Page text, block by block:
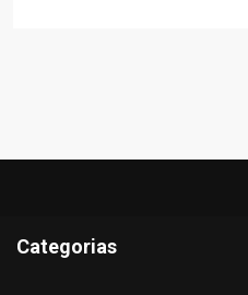
Categorias